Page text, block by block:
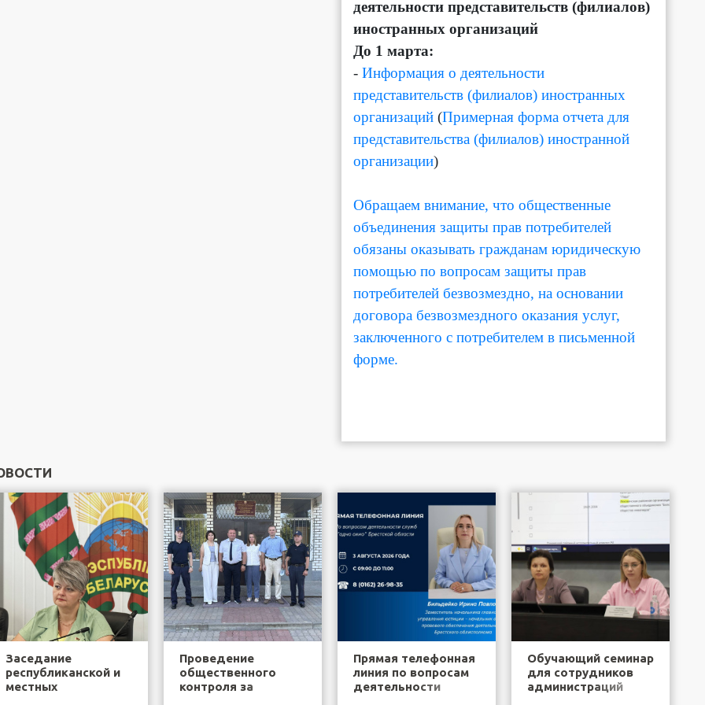
деятельности представительств (филиалов)
иностранных организаций
До 1 марта:
- Информация о деятельности
представительств (филиалов) иностранных
организаций (Примерная форма отчета для
представительства (филиалов) иностранной
организации)
Обращаем внимание, что общественные
объединения защиты прав потребителей
обязаны оказывать гражданам юридическую
помощью по вопросам защиты прав
потребителей безвозмездно, на основании
договора безвозмездного оказания услуг,
заключенного с потребителем в письменной
форме.
Заседание
республиканской и
местных
Проведение
общественного
контроля за
Прямая телефонная
линия по вопросам
деятельности
Обучающий семинар
для сотрудников
администраций